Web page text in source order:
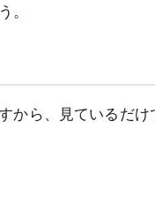
。
から、見ているだ